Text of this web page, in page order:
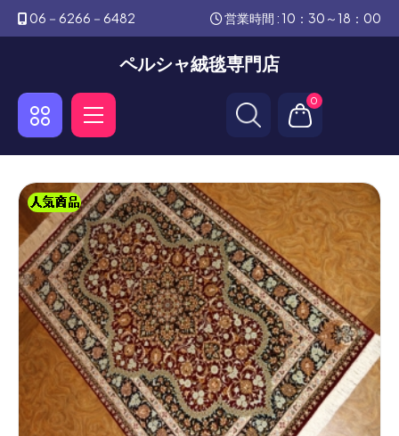
06－6266－6482 営業時間 : 10：30～18：00
ペルシャ絨毯専門店
0